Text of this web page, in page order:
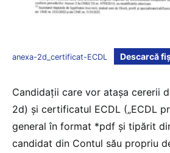
anexa-2d_certificat-ECDL Descarcă
Candidații care vor atașa cererii
2d) și certificatul ECDL („ECDL
general în format *pdf și tipărit
candidat din Contul său propriu